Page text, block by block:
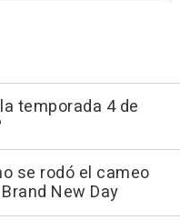
temporada 4 de
se rodó el cameo
New Day